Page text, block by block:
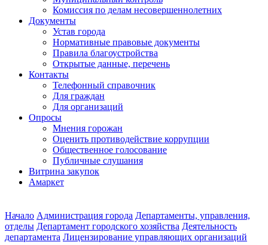
Комиссия по делам несовершеннолетних
Документы
Устав города
Нормативные правовые документы
Правила благоустройства
Открытые данные, перечень
Контакты
Телефонный справочник
Для граждан
Для организаций
Опросы
Мнения горожан
Оценить противодействие коррупции
Общественное голосование
Публичные слушания
Витрина закупок
Амаркет
Начало Администрация города Департаменты, управления,
отделы Департамент городского хозяйства Деятельность
департамента Лицензирование управляющих организаций